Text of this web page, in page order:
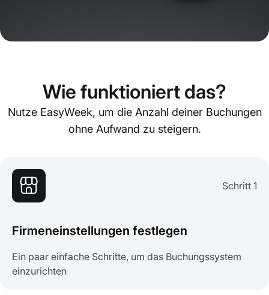
Wie funktioniert das?
Nutze EasyWeek, um die Anzahl deiner Buchungen
ohne Aufwand zu steigern.
Schritt 1
Firmeneinstellungen festlegen
Ein paar einfache Schritte, um das Buchungssystem
einzurichten